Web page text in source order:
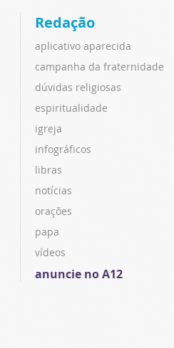
Redação
aplicativo aparecida
campanha da fraternidade
dúvidas religiosas
espiritualidade
igreja
infográficos
libras
notícias
orações
papa
vídeos
anuncie no A12